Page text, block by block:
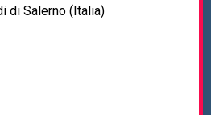
di Salerno (Italia)